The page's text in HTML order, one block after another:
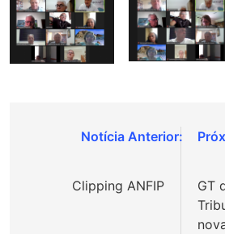
Navegação
Clipping ANFIP
GT